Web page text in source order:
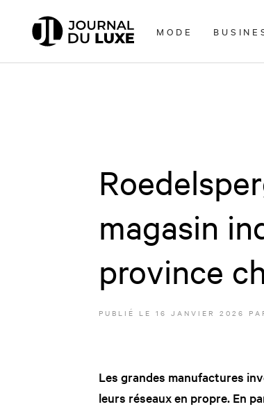
directement
MODE
magasin
province
PUBLIÉ LE 16 JANVIER 2026
Les grandes manufactures
leurs réseaux en propre. En